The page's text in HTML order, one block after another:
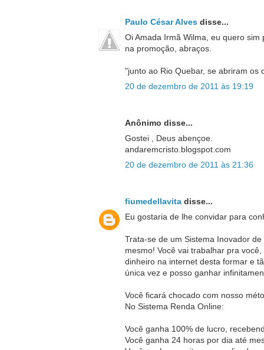
Paulo César Alvesdisse...
Oi Amada Irmã Wilma, eu quero
na promoção, abraços.
"junto ao Rio Quebar, se abriram os
20 de dezembro de 2011 às 19:19
Anônimo disse...
Gostei , Deus abençoe.
andaremcristo.blogspot.com
20 de dezembro de 2011 às 21:36
fiumedellavitadisse...
Eu gostaria de lhe convidar para
Trata-se de um Sistema Inovador
mesmo! Você vai trabalhar pra
dinheiro na internet desta formar e
única vez e posso ganhar
Você ficará chocado com nosso
No Sistema Renda Online:
Você ganha 100% de lucro,
Você ganha 24 horas por dia até